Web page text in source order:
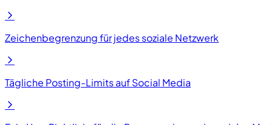
Zeichenbegrenzung für jedes soziale Netzwerk
Tägliche Posting-Limits auf Social Media